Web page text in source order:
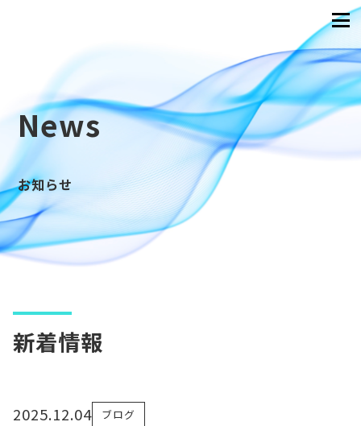
News
お知らせ
新着情報
2025.12.04 ブログ